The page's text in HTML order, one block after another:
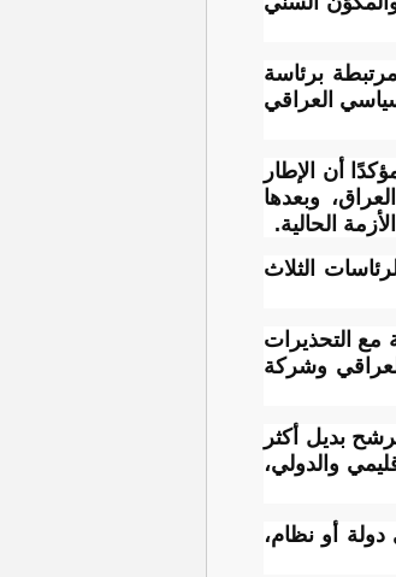
برئاسة
العراقي
أن الإطار
وبعدها
الحالية.
الثلاث
التحذيرات
وشركة
بديل أكثر
والدولي،
أو نظام،